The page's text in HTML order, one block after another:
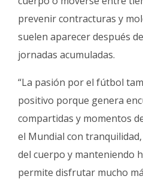
prevenir contracturas y
suelen aparecer después
jornadas acumuladas.
“La pasión por el fútbol
positivo porque genera
compartidas y momentos
el Mundial con
del cuerpo y manteniendo
permite disfrutar mucho